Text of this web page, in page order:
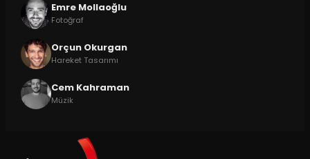
Emre Mollaoğlu
Fotoğraf
Orçun Okurgan
Hareket Tasarımı
Cem Kahraman
Müzik